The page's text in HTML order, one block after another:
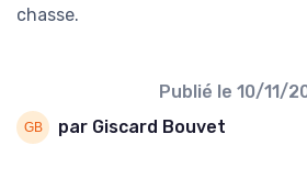
chasse.
Publié le 10/11/
par Giscard Bouvet